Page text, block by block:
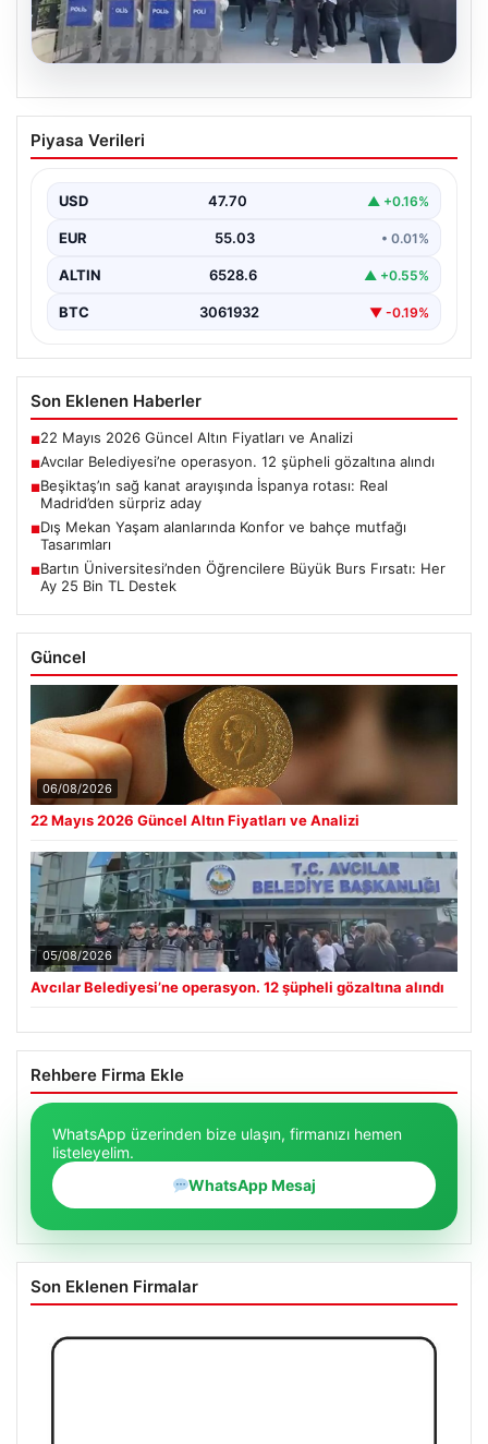
05.08.2026
Avcılar Belediyesi’ne operasyon. 12
şüpheli gözaltına alındı
Piyasa Verileri
USD 47.70 ▲ +0.16%
EUR 55.03 • 0.01%
ALTIN 6528.6 ▲ +0.55%
BTC 3061932 ▼ -0.19%
Son Eklenen Haberler
■22 Mayıs 2026 Güncel Altın Fiyatları ve Analizi
■Avcılar Belediyesi’ne operasyon. 12 şüpheli gözaltına alındı
■Beşiktaş’ın sağ kanat arayışında İspanya rotası: Real
Madrid’den sürpriz aday
■Dış Mekan Yaşam alanlarında Konfor ve bahçe mutfağı
Tasarımları
■Bartın Üniversitesi’nden Öğrencilere Büyük Burs Fırsatı: Her
Ay 25 Bin TL Destek
Güncel
06/08/2026
22 Mayıs 2026 Güncel Altın Fiyatları ve Analizi
05/08/2026
Avcılar Belediyesi’ne operasyon. 12 şüpheli gözaltına alındı
Rehbere Firma Ekle
WhatsApp üzerinden bize ulaşın, firmanızı hemen
listeleyelim.
WhatsApp Mesaj
Son Eklenen Firmalar